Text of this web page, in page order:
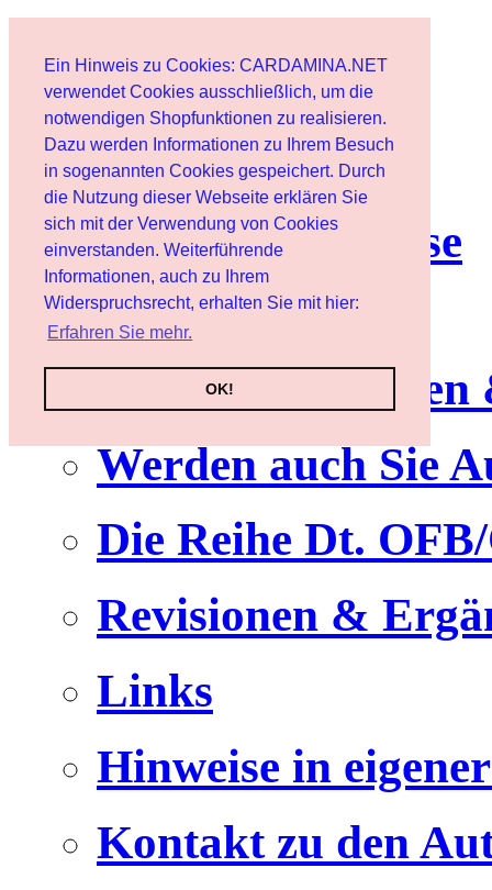
Ein Hinweis zu Cookies: CARDAMINA.NET
verwendet Cookies ausschließlich, um die
notwendigen Shopfunktionen zu realisieren.
Dazu werden Informationen zu Ihrem Besuch
in sogenannten Cookies gespeichert. Durch
die Nutzung dieser Webseite erklären Sie
sich mit der Verwendung von Cookies
einverstanden. Weiterführende
Informationen, auch zu Ihrem
Widerspruchsrecht, erhalten Sie mit hier:
Erfahren Sie mehr.
OK!
Benutzer
Newsletter
Nutzungshinweise
Service
Werden auch Sie
Die Reihe Dt.
Revisionen &
Links
Hinweise in
Kontakt zu den